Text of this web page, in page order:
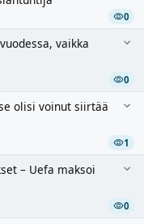
0
vaikka
0
olisi voinut siirtää
1
– Uefa maksoi
0